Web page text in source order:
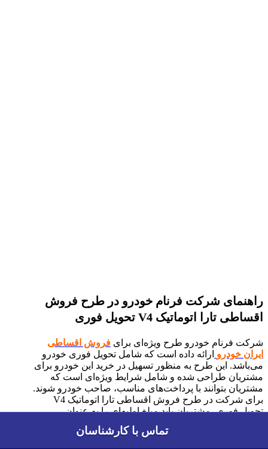
راهنمای شرکت فرنام خودرو در طرح فروش
اقساطی تارا اتوماتیک V4 تحویل فوری
شرکت فرنام خودرو طرح ویژه‌ای برای فروش اقساطی
ایران خودرو ارائه داده است که شامل تحویل فوری خودرو
می‌باشد. این طرح به منظور تسهیل در خرید این خودرو برای
مشتریان طراحی شده و شامل شرایط ویژه‌ای است که
مشتریان بتوانند با پرداخت‌های مناسب، صاحب خودرو شوند.
برای شرکت در طرح فروش اقساطی تارا اتوماتیک V4
تحویل فوری، مشتریان باید مبلغ اولیه‌ای را به عنوان
نوع قرارداد متفاوت است. پس از پرداخت پیش‌پرداخت،
تماس با کارشناسان
تماس با کارشناسان